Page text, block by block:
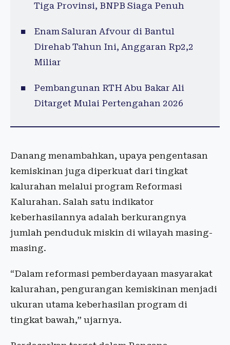
Tiga Provinsi, BNPB Siaga Penuh
Enam Saluran Afvour di Bantul
Direhab Tahun Ini, Anggaran Rp2,2
Miliar
Pembangunan RTH Abu Bakar Ali
Ditarget Mulai Pertengahan 2026
Danang menambahkan, upaya pengentasan
kemiskinan juga diperkuat dari tingkat
kalurahan melalui program Reformasi
Kalurahan. Salah satu indikator
keberhasilannya adalah berkurangnya
jumlah penduduk miskin di wilayah masing-
masing.
“Dalam reformasi pemberdayaan masyarakat
kalurahan, pengurangan kemiskinan menjadi
ukuran utama keberhasilan program di
tingkat bawah,” ujarnya.